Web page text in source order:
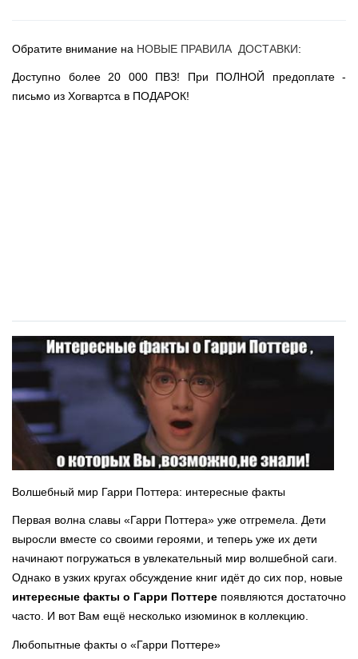
Обратите внимание на НОВЫЕ ПРАВИЛА ДОСТАВКИ:
Доступно более 20 000 ПВЗ! При ПОЛНОЙ предоплате -
письмо из Хогвартса в ПОДАРОК!
Волшебный мир Гарри Поттера: интересные факты
Первая волна славы «Гарри Поттера» уже отгремела. Дети
выросли вместе со своими героями, и теперь уже их дети
начинают погружаться в увлекательный мир волшебной саги.
Однако в узких кругах обсуждение книг идёт до сих пор, новые
интересные факты о Гарри Поттере появляются достаточно
часто. И вот Вам ещё несколько изюминок в коллекцию.
Любопытные факты о «Гарри Поттере»